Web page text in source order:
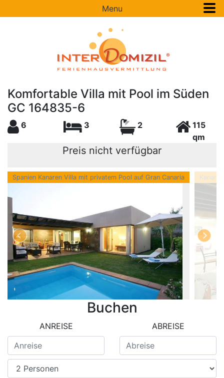
Menu
Komfortable Villa mit Pool im Süden
GC 164835-6
6 3 2
115
qm
Preis nicht verfügbar
Spanien Kanaren Villa mit privatem Pool auf Gran Canaria
Buchen
ANREISE ABREISE